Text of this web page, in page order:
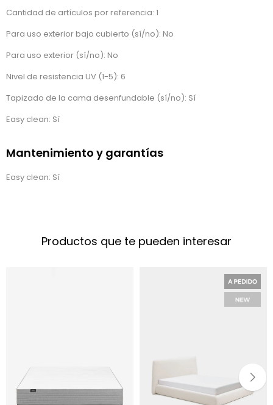
Cantidad de artículos por referencia: 1
Para uso exterior bajo cubierto (sí/no): No
Para uso exterior (sí/no): No
Nivel de resistencia UV (1-5): 6
Tapizado de la cama desenfundable (sí/no): Sí
Easy clean: Sí
Mantenimiento y garantías
Easy clean: Sí
Productos que te pueden interesar